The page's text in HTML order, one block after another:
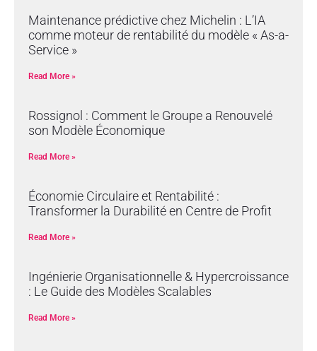
Maintenance prédictive chez Michelin : L’IA
comme moteur de rentabilité du modèle « As-a-
Service »
Read More »
Rossignol : Comment le Groupe a Renouvelé
son Modèle Économique
Read More »
Économie Circulaire et Rentabilité :
Transformer la Durabilité en Centre de Profit
Read More »
Ingénierie Organisationnelle & Hypercroissance
: Le Guide des Modèles Scalables
Read More »